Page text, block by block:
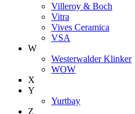
Villeroy & Boch
Vitra
Vives Ceramica
VSA
W
Westerwalder Klinker
WOW
X
Y
Yurtbay
Z